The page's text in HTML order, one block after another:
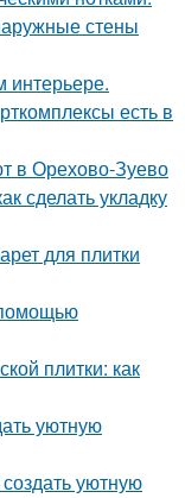
стены
интерьере.
есть в
в Орехово-Зуево
сделать укладку
для плитки
плитки: как
уютную
уютную